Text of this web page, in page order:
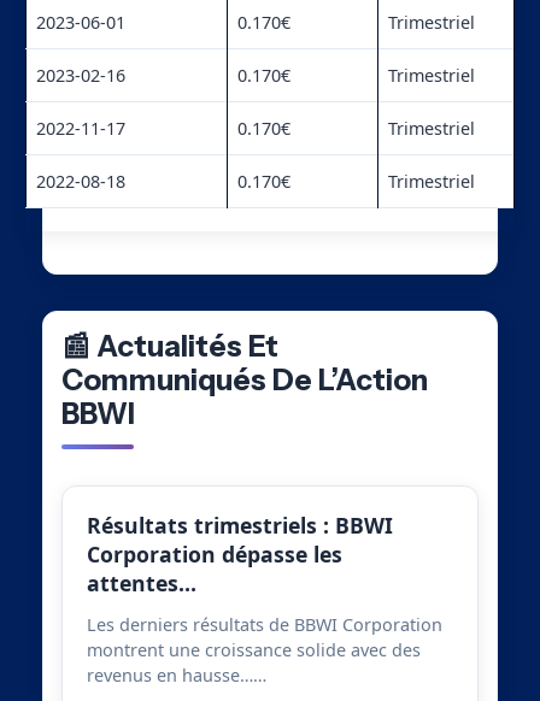
2023-06-01 0.170€ Trimestriel
2023-02-16 0.170€ Trimestriel
2022-11-17 0.170€ Trimestriel
2022-08-18 0.170€ Trimestriel
📰 Actualités Et
Communiqués De L’Action
BBWI
Résultats trimestriels : BBWI
Corporation dépasse les
attentes…
Les derniers résultats de BBWI Corporation
montrent une croissance solide avec des
revenus en hausse……